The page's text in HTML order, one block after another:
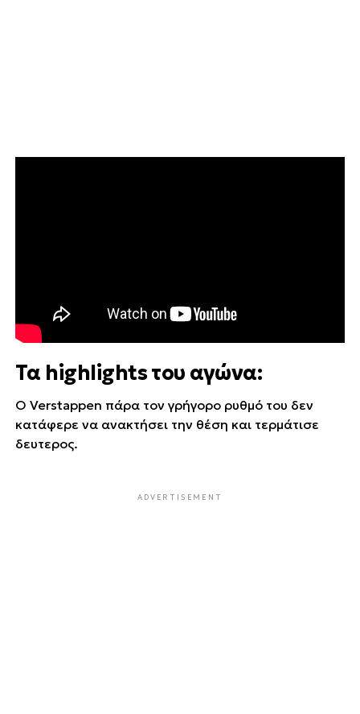
Τα highlights του αγώνα:
Ο Verstappen πάρα τον γρήγορο ρυθμό του δεν
κατάφερε να ανακτήσει την θέση και τερμάτισε
δευτερος.
ADVERTISEMENT